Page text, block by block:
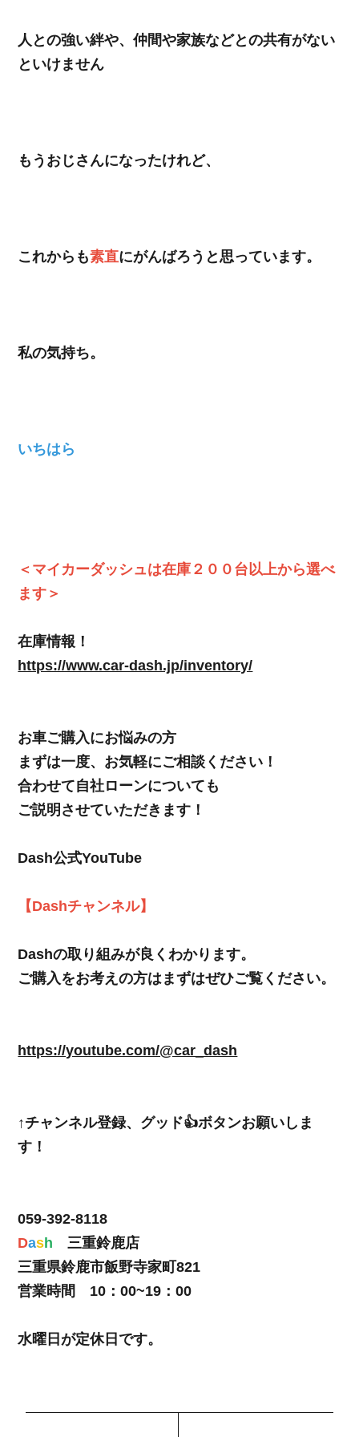
人との強い絆や、仲間や家族などとの共有がない
といけません
もうおじさんになったけれど、
これからも素直にがんばろうと思っています。
私の気持ち。
いちはら
＜マイカーダッシュは在庫２００台以上から選べ
ます＞
在庫情報！
https://www.car-dash.jp/inventory/
お車ご購入にお悩みの方
まずは一度、お気軽にご相談ください！
合わせて自社ローンについても
ご説明させていただきます！
Dash公式YouTube
【Dashチャンネル】
Dashの取り組みが良くわかります。
ご購入をお考えの方はまずはぜひご覧ください。
https://youtube.com/@car_dash
↑チャンネル登録、グッド👍ボタンお願いしま
す！
059-392-8118
Dash 三重鈴鹿店
三重県鈴鹿市飯野寺家町821
営業時間 10：00~19：00
水曜日が定休日です。